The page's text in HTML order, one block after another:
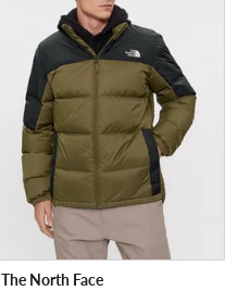
The North Face